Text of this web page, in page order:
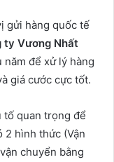
gửi hàng quốc tế
ty Vương Nhất
để xử lý hàng
giá cước cực tốt.
tố quan trọng để
2 hình thức (Vận
chuyển bằng